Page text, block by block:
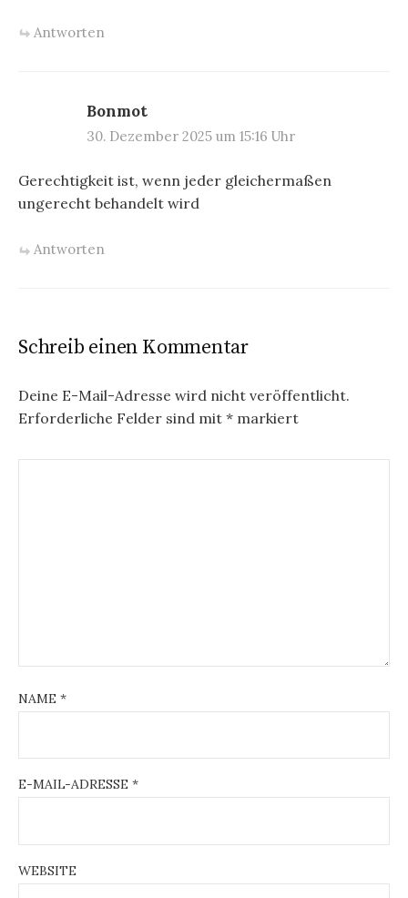
Antworten
Bonmot
30. Dezember 2025 um 15:16 Uhr
Gerechtigkeit ist, wenn jeder gleichermaßen
ungerecht behandelt wird
Antworten
Schreib einen Kommentar
Deine E-Mail-Adresse wird nicht veröffentlicht.
Erforderliche Felder sind mit * markiert
NAME *
E-MAIL-ADRESSE *
WEBSITE